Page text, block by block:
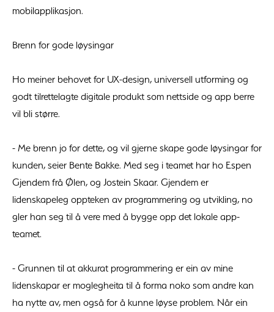
mobilapplikasjon.
Brenn for gode løysingar
Ho meiner behovet for UX-design, universell utforming og
godt tilrettelagte digitale produkt som nettside og app berre
vil bli større.
- Me brenn jo for dette, og vil gjerne skape gode løysingar for
kunden, seier Bente Bakke. Med seg i teamet har ho Espen
Gjendem frå Ølen, og Jostein Skaar. Gjendem er
lidenskapeleg oppteken av programmering og utvikling, no
gler han seg til å vere med å bygge opp det lokale app-
teamet.
- Grunnen til at akkurat programmering er ein av mine
lidenskapar er moglegheita til å forma noko som andre kan
ha nytte av, men også for å kunne løyse problem. Når ein